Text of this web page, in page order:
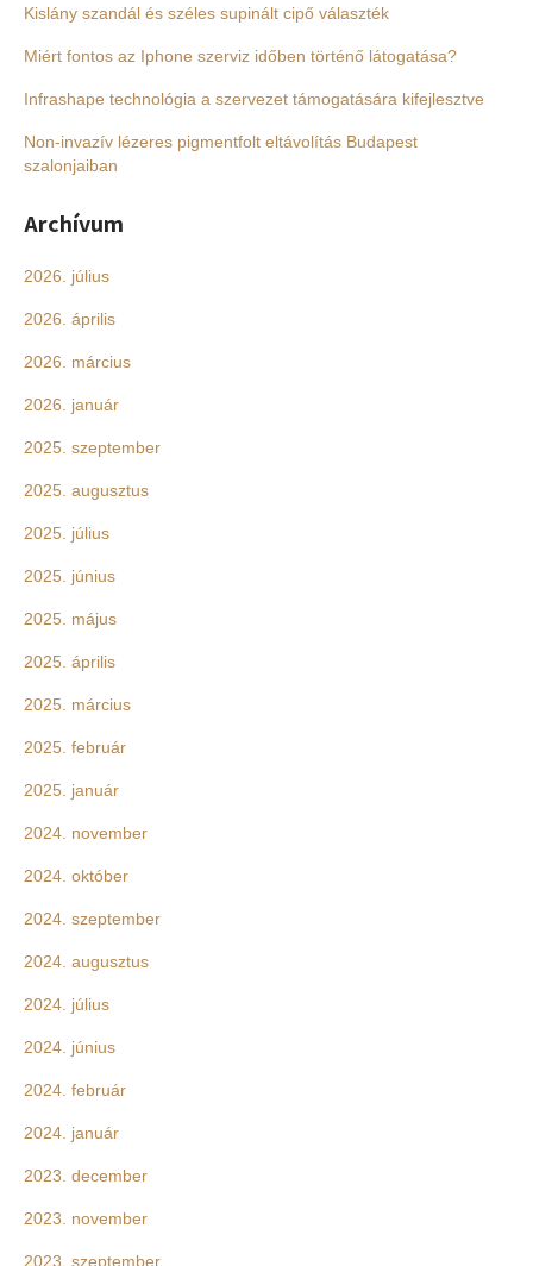
Kislány szandál és széles supinált cipő választék
Miért fontos az Iphone szerviz időben történő látogatása?
Infrashape technológia a szervezet támogatására kifejlesztve
Non-invazív lézeres pigmentfolt eltávolítás Budapest
szalonjaiban
Archívum
2026. július
2026. április
2026. március
2026. január
2025. szeptember
2025. augusztus
2025. július
2025. június
2025. május
2025. április
2025. március
2025. február
2025. január
2024. november
2024. október
2024. szeptember
2024. augusztus
2024. július
2024. június
2024. február
2024. január
2023. december
2023. november
2023. szeptember